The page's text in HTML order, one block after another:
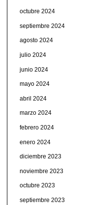
octubre 2024
septiembre 2024
agosto 2024
julio 2024
junio 2024
mayo 2024
abril 2024
marzo 2024
febrero 2024
enero 2024
diciembre 2023
noviembre 2023
octubre 2023
septiembre 2023